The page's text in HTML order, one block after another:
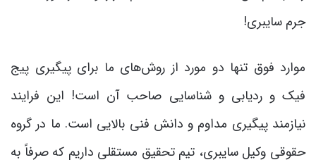
جرم سایبری!
موارد فوق تنها دو مورد از روش‌های ما برای پیگیری پیج
فیک و ردیابی و شناسایی صاحب آن است! این فرایند
نیازمند پیگیری مداوم و دانش فنی بالایی است. ما در گروه
حقوقی وکیل سایبری، تیم تحقیق مستقلی داریم که صرفاً به